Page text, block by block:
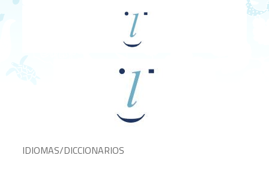
IDIOMAS/DICCIONARIOS